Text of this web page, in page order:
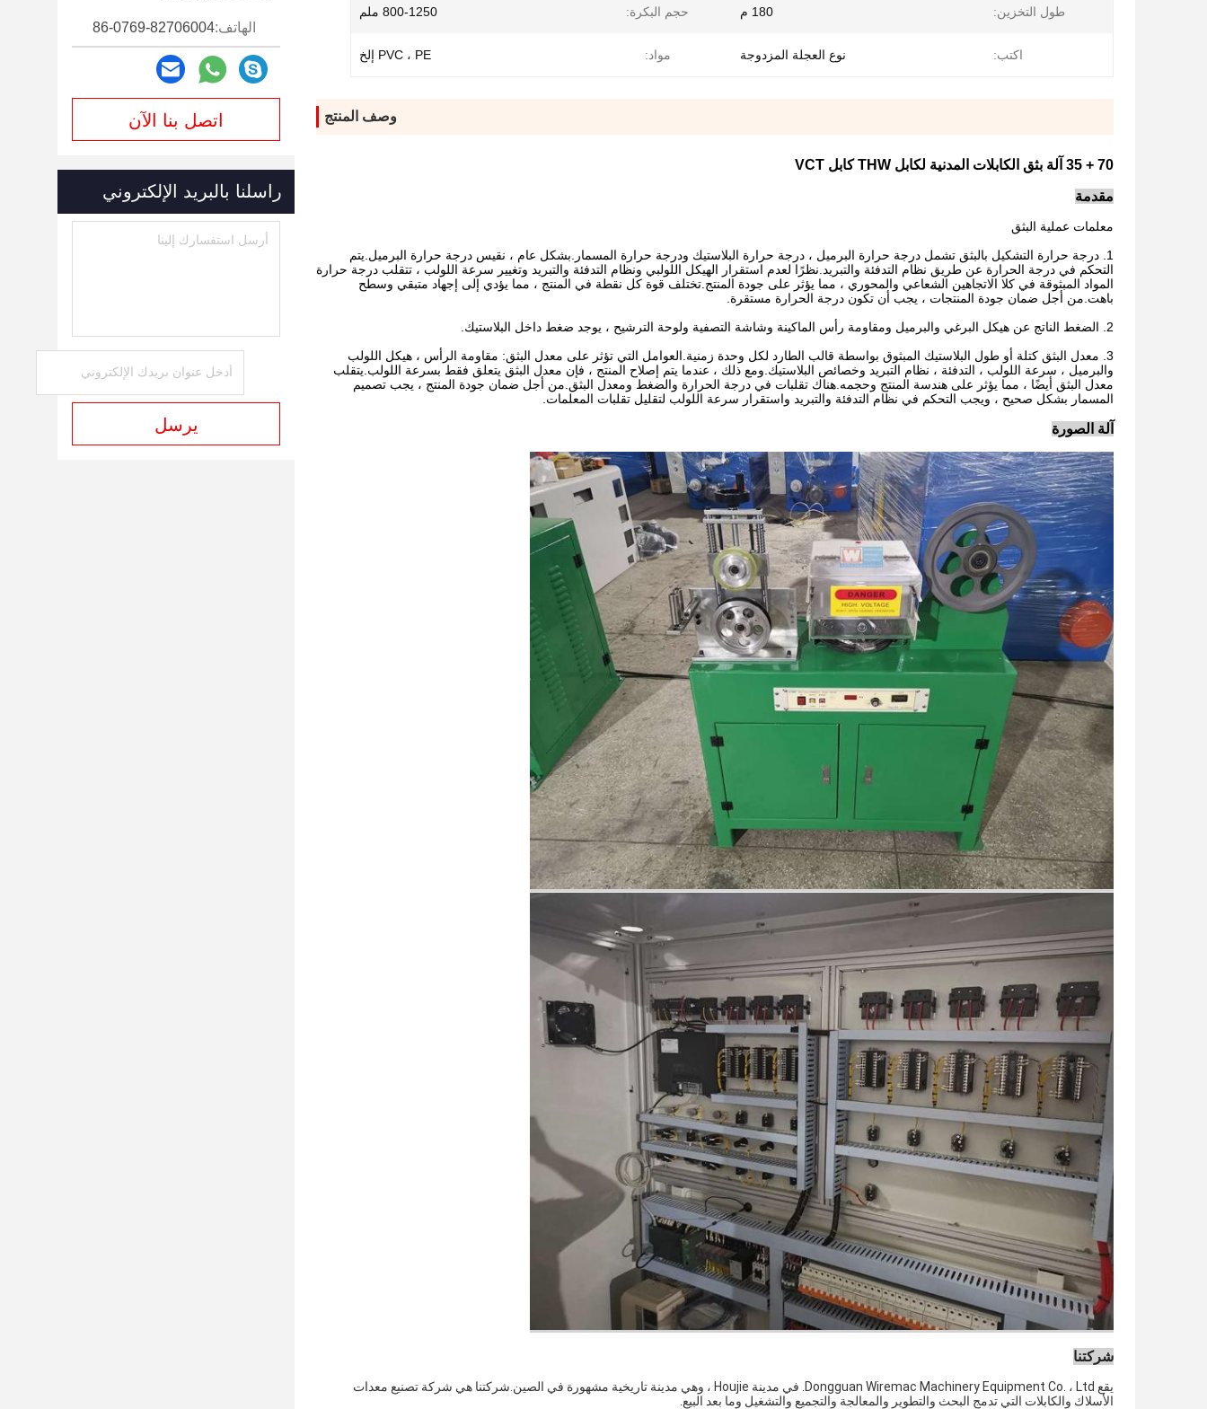
طول التخزين: 180 م حجم البكرة: 800-1250 ملم
اكتب: نوع العجلة المزدوجة مواد: PVC ، PE إلخ
وصف المنتج
70 + 35 آلة بثق الكابلات المدنية لكابل THW كابل VCT
مقدمة
معلمات عملية البثق
1. درجة حرارة التشكيل بالبثق تشمل درجة حرارة البرميل ، درجة حرارة البلاستيك ودرجة حرارة المسمار.بشكل عام ، نقيس درجة حرارة البرميل.يتم
التحكم في درجة الحرارة عن طريق نظام التدفئة والتبريد.نظرًا لعدم استقرار الهيكل اللولبي ونظام التدفئة والتبريد وتغيير سرعة اللولب ، تتقلب درجة حرارة
المواد المبثوقة في كلا الاتجاهين الشعاعي والمحوري ، مما يؤثر على جودة المنتج.تختلف قوة كل نقطة في المنتج ، مما يؤدي إلى إجهاد متبقي وسطح
باهت.من أجل ضمان جودة المنتجات ، يجب أن تكون درجة الحرارة مستقرة.
2. الضغط الناتج عن هيكل البرغي والبرميل ومقاومة رأس الماكينة وشاشة التصفية ولوحة الترشيح ، يوجد ضغط داخل البلاستيك.
3. معدل البثق كتلة أو طول البلاستيك المبثوق بواسطة قالب الطارد لكل وحدة زمنية.العوامل التي تؤثر على معدل البثق: مقاومة الرأس ، هيكل اللولب
والبرميل ، سرعة اللولب ، التدفئة ، نظام التبريد وخصائص البلاستيك.ومع ذلك ، عندما يتم إصلاح المنتج ، فإن معدل البثق يتعلق فقط بسرعة اللولب.يتقلب
معدل البثق أيضًا ، مما يؤثر على هندسة المنتج وحجمه.هناك تقلبات في درجة الحرارة والضغط ومعدل البثق.من أجل ضمان جودة المنتج ، يجب تصميم
المسمار بشكل صحيح ، ويجب التحكم في نظام التدفئة والتبريد واستقرار سرعة اللولب لتقليل تقلبات المعلمات.
آلة الصورة
شركتنا
يقع Dongguan Wiremac Machinery Equipment Co. ، Ltd. في مدينة Houjie ، وهي مدينة تاريخية مشهورة في الصين.شركتنا هي شركة تصنيع معدات
الأسلاك والكابلات التي تدمج البحث والتطوير والمعالجة والتجميع والتشغيل وما بعد البيع.
الهاتف:86-0769-82706004
اتصل بنا الآن
راسلنا بالبريد الإلكتروني
يرسل